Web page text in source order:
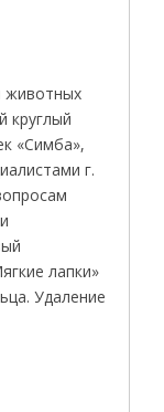
животных
круглый
«Симба»,
г.
лапки»
Удаление